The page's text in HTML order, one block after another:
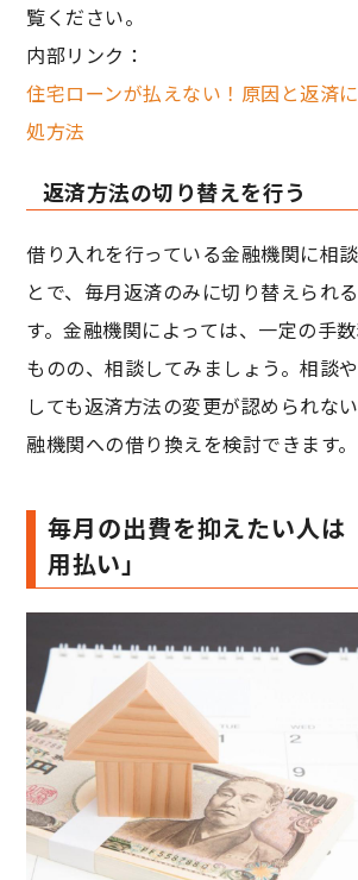
覧ください。
内部リンク：
住宅ローンが払えない！原因と返済
処方法
返済方法の切り替えを行う
借り入れを行っている金融機関に相
とで、毎月返済のみに切り替えられ
す。金融機関によっては、一定の手
ものの、相談してみましょう。相談
しても返済方法の変更が認められな
融機関への借り換えを検討できます。
毎月の出費を抑えたい人は
用払い」